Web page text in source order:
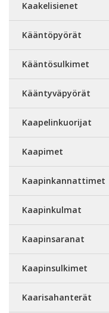
Kaakelisienet
Kääntöpyörät
Kääntösulkimet
Kääntyväpyörät
Kaapelinkuorijat
Kaapimet
Kaapinkannattimet
Kaapinkulmat
Kaapinsaranat
Kaapinsulkimet
Kaarisahanterät